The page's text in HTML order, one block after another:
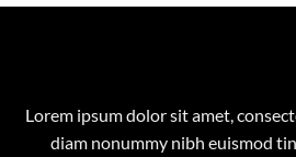
1,500.00
1,149.00 ₪.
Lorem ipsum dolor sit amet,
diam nonummy nibh euismod